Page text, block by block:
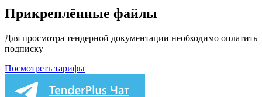
Прикреплённые файлы
Для просмотра тендерной документации необходимо оплатить
подписку
Посмотреть тарифы